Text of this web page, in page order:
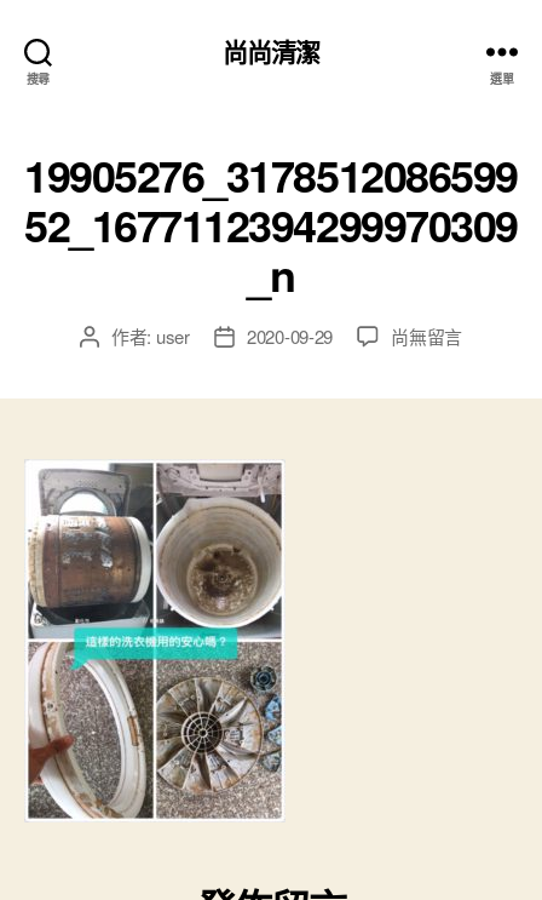
搜尋
尚尚清潔
選單
19905276_3178512086599
52_1677112394299970309
_n
作者: user 2020-09-29 尚無留言